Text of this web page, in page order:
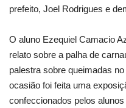
prefeito, Joel Rodrigues e
O aluno Ezequiel Camacio
relato sobre a palha de
palestra sobre queimadas
ocasião foi feita uma
confeccionados pelos